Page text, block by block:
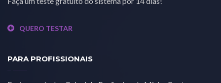
QUERO TESTAR
PARA PROFISSIONAIS